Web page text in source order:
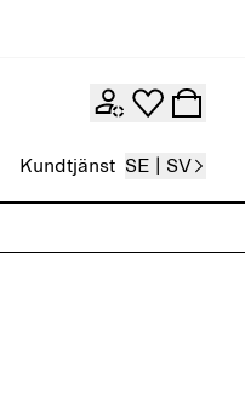
Kundtjänst SE | SV